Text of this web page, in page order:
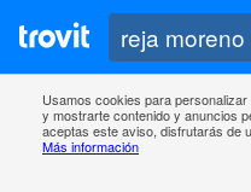
Usamos cookies para
y mostrarte contenido y anuncios
aceptas este aviso, disfrutarás de
Más información